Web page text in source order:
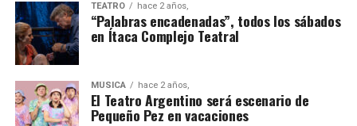
TEATRO hace 2 años,
“Palabras encadenadas”, todos los sábados
en Ítaca Complejo Teatral
MÚSICA hace 2 años,
El Teatro Argentino será escenario de
Pequeño Pez en vacaciones